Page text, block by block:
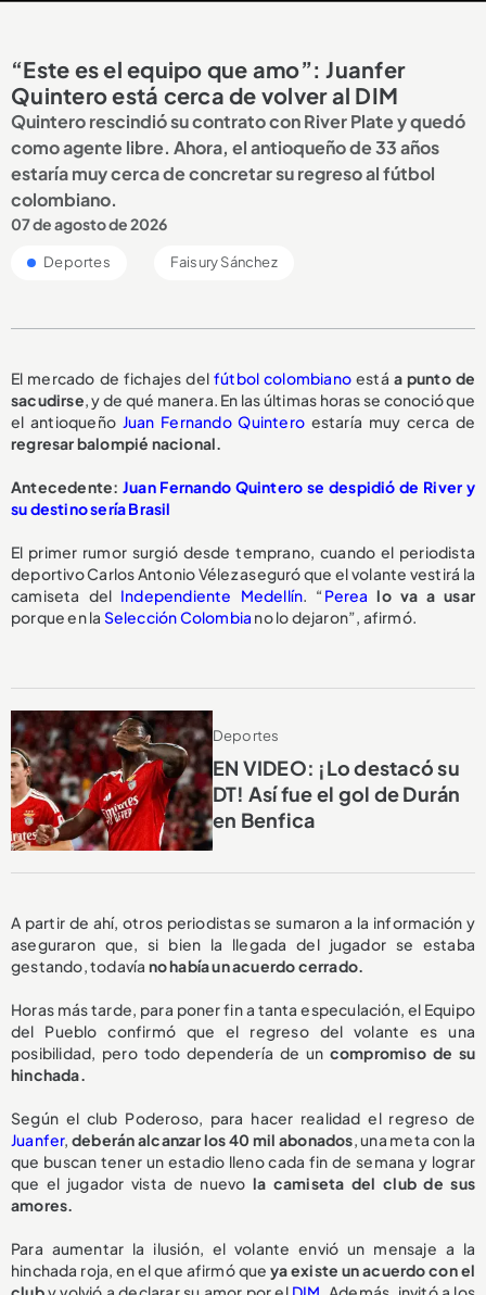
“Este es el equipo que amo”: Juanfer
Quintero está cerca de volver al DIM
Quintero rescindió su contrato con River Plate y quedó
como agente libre. Ahora, el antioqueño de 33 años
estaría muy cerca de concretar su regreso al fútbol
colombiano.
07 de agosto de 2026
Deportes Faisury Sánchez
El mercado de fichajes del fútbol colombiano está a punto de
sacudirse, y de qué manera. En las últimas horas se conoció que
el antioqueño Juan Fernando Quintero estaría muy cerca de
regresar balompié nacional.
Antecedente:Juan Fernando Quintero se despidió de River y
su destino sería Brasil
El primer rumor surgió desde temprano, cuando el periodista
deportivo Carlos Antonio Vélez aseguró que el volante vestirá la
camiseta del Independiente Medellín. “ Perea lo va a usar
porque en la Selección Colombia no lo dejaron”, afirmó.
Deportes
EN VIDEO: ¡Lo destacó su
DT! Así fue el gol de Durán
en Benfica
A partir de ahí, otros periodistas se sumaron a la información y
aseguraron que, si bien la llegada del jugador se estaba
gestando, todavía no había un acuerdo cerrado.
Horas más tarde, para poner fin a tanta especulación, el Equipo
del Pueblo confirmó que el regreso del volante es una
posibilidad, pero todo dependería de un compromiso de su
hinchada.
Según el club Poderoso, para hacer realidad el regreso de
Juanfer,deberán alcanzar los 40 mil abonados , una meta con la
que buscan tener un estadio lleno cada fin de semana y lograr
que el jugador vista de nuevo la camiseta del club de sus
amores.
Para aumentar la ilusión, el volante envió un mensaje a la
hinchada roja, en el que afirmó que ya existe un acuerdo con el